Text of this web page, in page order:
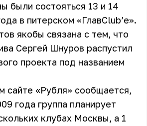
были состояться 13 и 14
в питерском «ГлавClub’е».
якобы связана с тем, что
Сергей Шнуров распустил
проекта под названием
сайте «Рубля» сообщается,
года группа планирует
клубах Москвы, а 1